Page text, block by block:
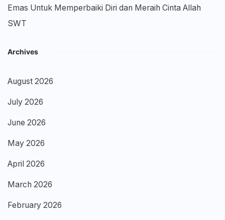
Emas Untuk Memperbaiki Diri dan Meraih Cinta Allah
SWT
Archives
August 2026
July 2026
June 2026
May 2026
April 2026
March 2026
February 2026